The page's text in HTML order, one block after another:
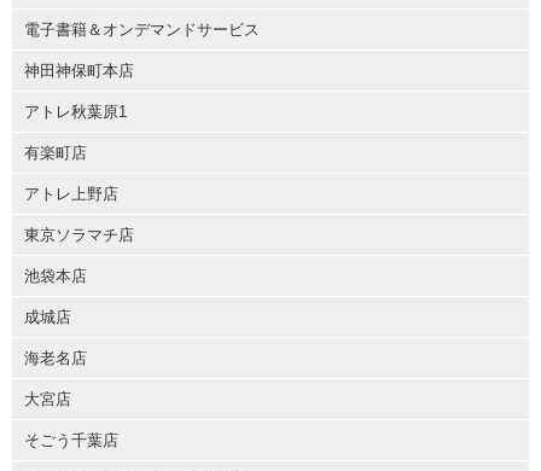
電子書籍＆オンデマンドサービス
神田神保町本店
アトレ秋葉原1
有楽町店
アトレ上野店
東京ソラマチ店
池袋本店
成城店
海老名店
大宮店
そごう千葉店